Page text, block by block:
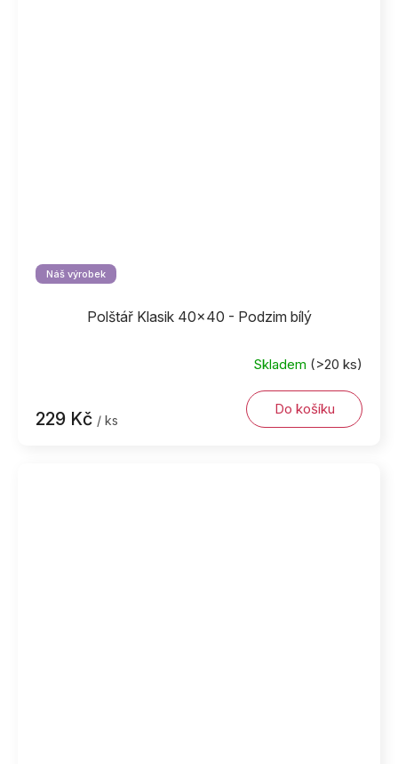
Náš výrobek
Polštář Klasik 40x40 - Podzim bílý
Skladem (>20 ks)
229 Kč / ks
Do košíku